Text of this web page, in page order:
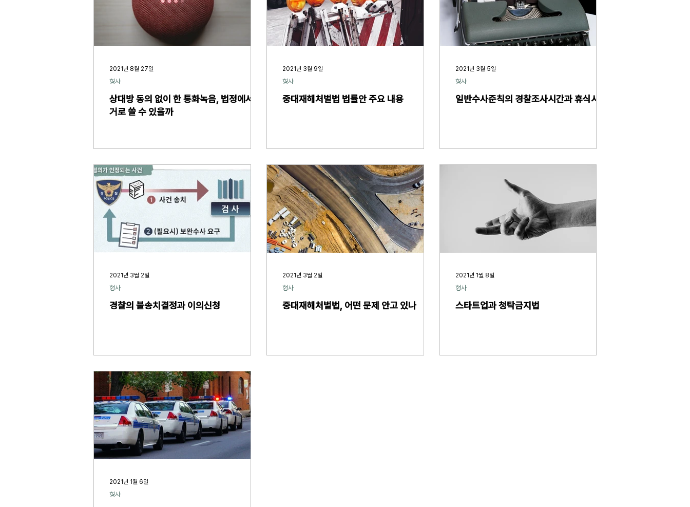
상대방 동의 없이 한 통화녹음, 법정에서 증
거로 쓸 수 있을까
형사
2021년 8월 27일
중대재해처벌법 법률안 주요 내용
형사
2021년 3월 9일
일반수사준칙의 경찰조사시간과 휴식시간
형사
2021년 3월 5일
경찰의 불송치결정과 이의신청
형사
2021년 3월 2일
중대재해처벌법, 어떤 문제 안고 있나
형사
2021년 3월 2일
스타트업과 청탁금지법
형사
2021년 1월 8일
형사
2021년 1월 6일